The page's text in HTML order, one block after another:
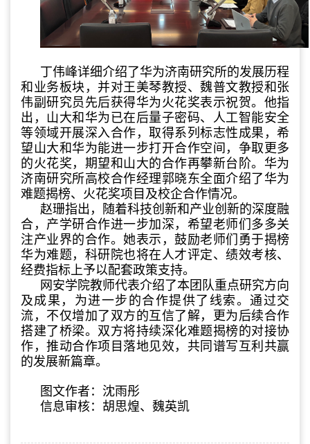
丁伟峰详细介绍了华为济南研究所的发展历程
和业务板块，并对王美琴教授、魏普文教授和张
伟副研究员先后获得华为火花奖表示祝贺。他指
出，山大和华为已在后量子密码、人工智能安全
等领域开展深入合作，取得系列标志性成果，希
望山大和华为能进一步打开合作空间，争取更多
的火花奖，期望和山大的合作再攀新台阶。华为
济南研究所高校合作经理郭晓东全面介绍了华为
难题揭榜、火花奖项目及校企合作情况。
赵珊指出，随着科技创新和产业创新的深度融
合，产学研合作进一步加深，希望老师们多多关
注产业界的合作。她表示，鼓励老师们勇于揭榜
华为难题，科研院也将在人才评定、绩效考核、
经费指标上予以配套政策支持。
网安学院教师代表介绍了本团队重点研究方向
及成果，为进一步的合作提供了线索。通过交
流，不仅增加了双方的互信了解，更为后续合作
搭建了桥梁。双方将持续深化难题揭榜的对接协
作，推动合作项目落地见效，共同谱写互利共赢
的发展新篇章。
图文作者：沈雨彤
信息审核：胡思煌、魏英凯